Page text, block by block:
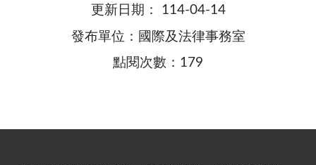
更新日期： 114-04-14
發布單位：國際及法律事務室
點閱次數：179